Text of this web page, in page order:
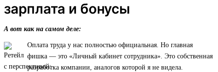
зарплата и бонусы
А вот как на самом деле:
Оплата труда у нас полностью официальная. Но главная
фишка — это «Личный кабинет сотрудника». Это собственная
разработка компании, аналогов которой я не видела.